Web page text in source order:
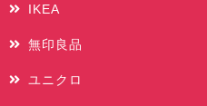
IKEA
無印良品
ユニクロ